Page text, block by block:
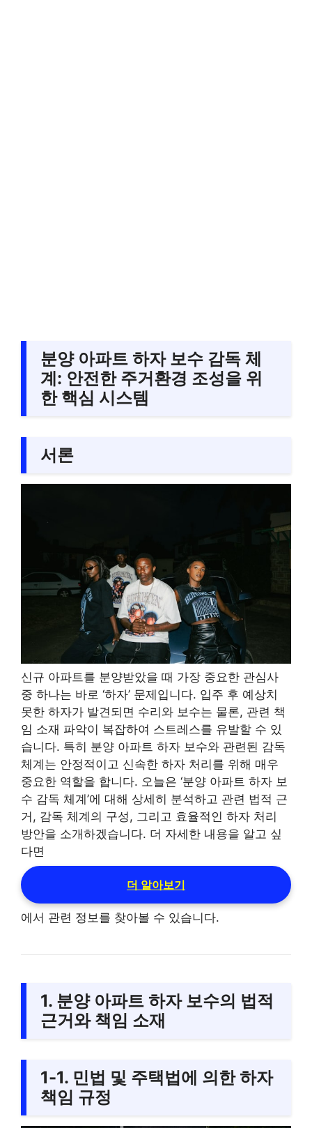
분양 아파트 하자 보수 감독 체
계: 안전한 주거환경 조성을 위
한 핵심 시스템
서론
신규 아파트를 분양받았을 때 가장 중요한 관심사
중 하나는 바로 ‘하자’ 문제입니다. 입주 후 예상치
못한 하자가 발견되면 수리와 보수는 물론, 관련 책
임 소재 파악이 복잡하여 스트레스를 유발할 수 있
습니다. 특히 분양 아파트 하자 보수와 관련된 감독
체계는 안정적이고 신속한 하자 처리를 위해 매우
중요한 역할을 합니다. 오늘은 ‘분양 아파트 하자 보
수 감독 체계’에 대해 상세히 분석하고 관련 법적 근
거, 감독 체계의 구성, 그리고 효율적인 하자 처리
방안을 소개하겠습니다. 더 자세한 내용을 알고 싶
다면
더 알아보기
에서 관련 정보를 찾아볼 수 있습니다.
1. 분양 아파트 하자 보수의 법적
근거와 책임 소재
1-1. 민법 및 주택법에 의한 하자
책임 규정